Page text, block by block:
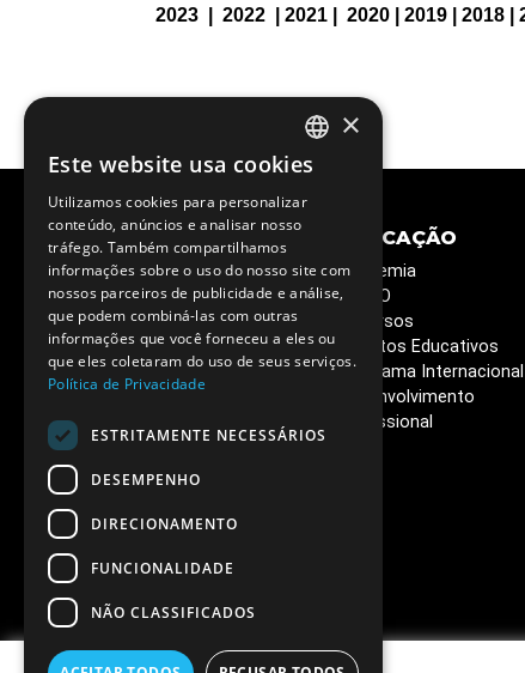
2023 2022 2021 2020 2019 2018
CIÊNCIA E
SOCIEDADE
Semana C&T
Circuitos Ciência Viva
Ciência Viva em Casa
Livros que queremos ler
Café de Ciência
ciência
EDUCAÇÃO
Academia
ESERO
Recursos
Projetos Educativos
Programa
Desenvolvimento
Profissional
PORTUGUESE
ENGLISH
×
Este website usa cookies
Utilizamos cookies para personalizar
conteúdo, anúncios e analisar nosso
tráfego. Também compartilhamos
informações sobre o uso do nosso site com
nossos parceiros de publicidade e análise,
que podem combiná-las com outras
informações que você forneceu a eles ou
que eles coletaram do uso de seus serviços.
Política de Privacidade
ESTRITAMENTE NECESSÁRIOS
DESEMPENHO
DIRECIONAMENTO
FUNCIONALIDADE
NÃO CLASSIFICADOS